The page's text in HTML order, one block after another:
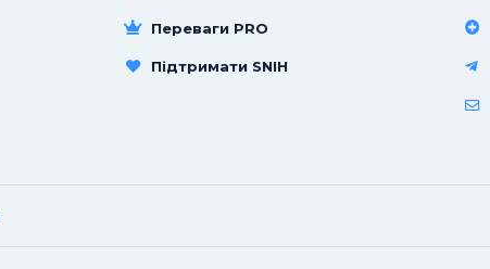
Переваги PRO
Підтримати SNIH